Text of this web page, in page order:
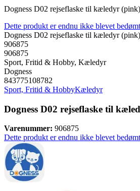
Dogness D02 rejseflaske til kæledyr (pink)
Dette produkt er endnu ikke blevet
Dogness D02 rejseflaske til kæledyr (pink)
906875
906875
Sport, Fritid & Hobby, Kæledyr
Dogness
843775108782
Sport, Fritid & HobbyKæledyr
Dogness D02 rejseflaske til
Varenummer: 906875
Dette produkt er endnu ikke blevet